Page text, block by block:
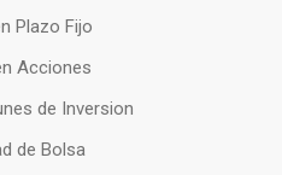
Plazo Fijo
Acciones
de Inversion
de Bolsa